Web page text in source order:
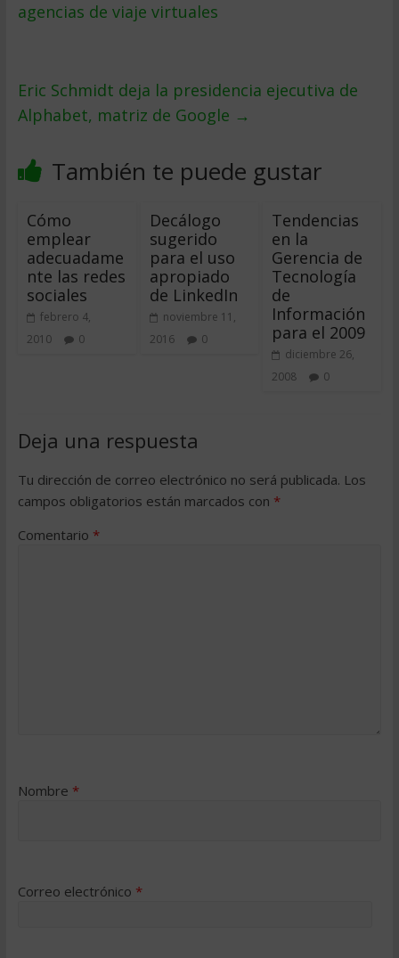
agencias de viaje virtuales
Eric Schmidt deja la presidencia ejecutiva de
Alphabet, matriz de Google →
También te puede gustar
Cómo
emplear
adecuadame
nte las redes
sociales
febrero 4,
2010
0
Decálogo
sugerido
para el uso
apropiado
de LinkedIn
noviembre 11,
2016
0
Tendencias
en la
Gerencia de
Tecnología
de
Información
para el 2009
diciembre 26,
2008
0
Deja una respuesta
Tu dirección de correo electrónico no será publicada. Los
campos obligatorios están marcados con *
Comentario *
Nombre *
Correo electrónico *